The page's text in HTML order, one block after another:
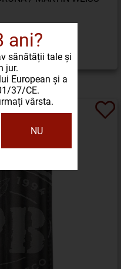
ani?
sănătății tale și
jur.
European și a
37/CE.
vârsta.
NU